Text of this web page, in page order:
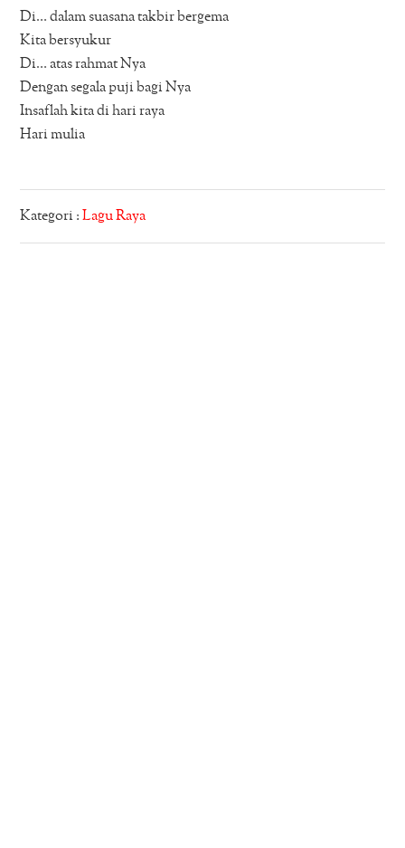
Di… dalam suasana takbir bergema
Kita bersyukur
Di… atas rahmat Nya
Dengan segala puji bagi Nya
Insaflah kita di hari raya
Hari mulia
Kategori :Lagu Raya